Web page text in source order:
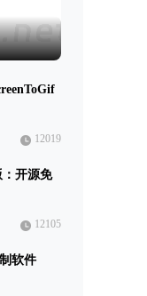
12019
开源免
12105
软件